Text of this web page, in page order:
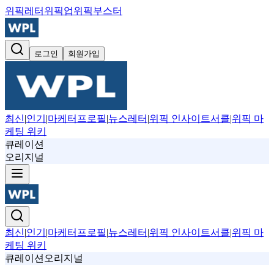
위픽레터 위픽업위픽부스터
로그인 회원가입
최신|인기 |마케터프로필|뉴스레터 |위픽 인사이트서클|위픽 마
케팅 위키
큐레이션
오리지널
최신|인기 |마케터프로필|뉴스레터 |위픽 인사이트서클|위픽 마
케팅 위키
큐레이션 오리지널